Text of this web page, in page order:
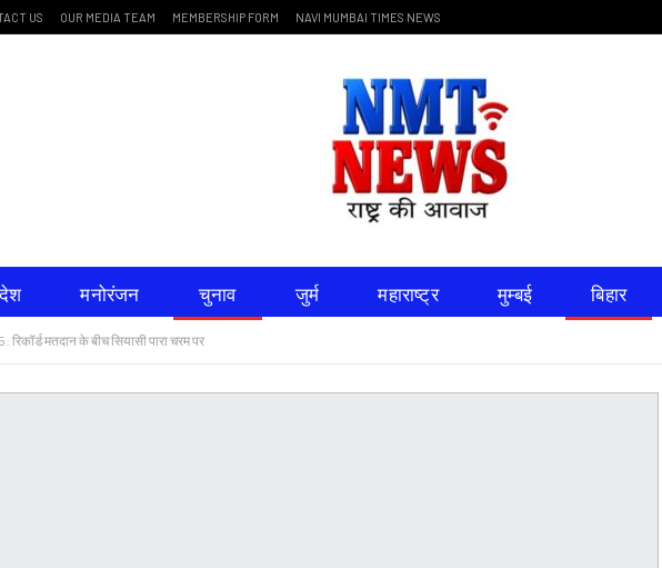
US OUR MEDIA TEAM MEMBERSHIP FORM NAVI MUMBAI TIMES NEWS
मनोरंजन चुनाव जुर्म महाराष्ट्र मुम्बई बिहार
रिकॉर्ड मतदान के बीच सियासी पारा चरम पर